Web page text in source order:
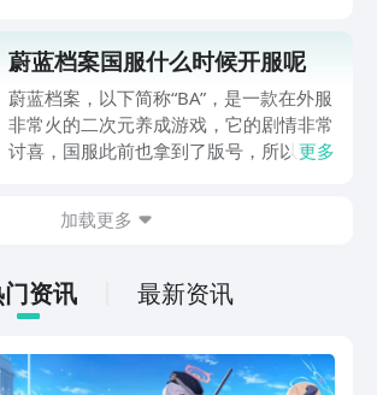
来一期晶核公测时间分享，希望能对于各
位玩家们带来一些帮助，一起来看一看
吧！
蔚蓝档案国服什么时候开服呢
蔚蓝档案，以下简称“BA”，是一款在外服
非常火的二次元养成游戏，它的剧情非常
讨喜，国服此前也拿到了版号，所以大家
大家聊聊ba国服大概什么时候会出，并
起来看看吧！
更多
加载更多
资讯 最新资讯